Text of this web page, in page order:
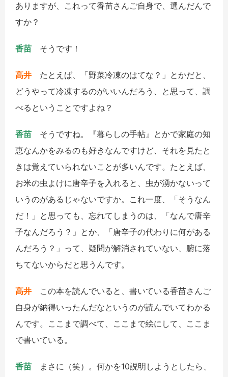
ありますが、これって香苗さんご自身で、選んだんで
すか？
香苗 そうです！
高井 たとえば、「野菜冷凍のはてな？」とかだと、
どうやって冷凍するのがいいんだろう、と思って、調
べるということですよね？
香苗 そうですね。『暮らしの手帖』とかで家庭の知
恵なんかをみるのも好きなんですけど、それを見たと
きは覚えていられないことが多いんです。たとえば、
お米の虫よけに唐辛子を入れると、虫が湧かないって
いうのがあるじゃないですか。これ一度、「そうなん
だ！」と思っても、忘れてしまうのは、「なんで唐辛
子なんだろう？」とか、「唐辛子の代わりに何がある
んだろう？」って、疑問が解消されていない、腑に落
ちてないからだと思うんです。
高井
この本を読んでいると、書いている香苗さんご
自身が納得いったんだなというのが読んでいてわかる
んです。ここまで調べて、ここまで絵にして、ここま
で書いている。
香苗 まさに（笑）。何かを10説明しようとしたら、